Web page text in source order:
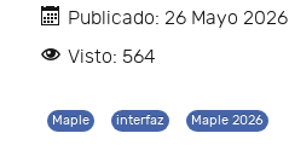
Publicado: 26 Mayo 2026
Visto: 564
Maple interfaz Maple 2026